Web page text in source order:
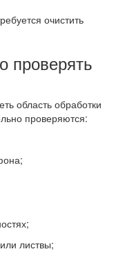
очистить
проверять
область обработки
проверяются:
листвы;